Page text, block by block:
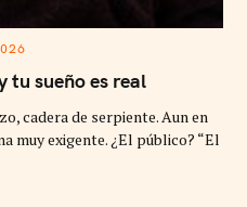
tu sueño es real
cadera de serpiente. Aun en
muy exigente. ¿El público? “El